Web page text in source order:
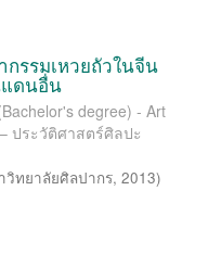
รรมเหวยถัวในจีน
ดนอื่น
degree) - Art
ประวัติศาสตร์ศิลปะ
วิทยาลัยศิลปากร,2013)